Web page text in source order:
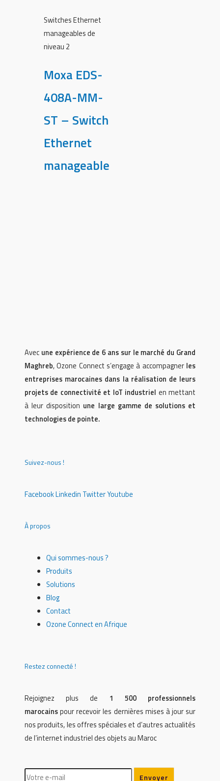
Switches Ethernet
manageables de
niveau 2
Moxa EDS-
408A-MM-
ST – Switch
Ethernet
manageable
Avec une expérience de 6 ans sur le marché du Grand
Maghreb, Ozone Connect s’engage à accompagner les
entreprises marocaines dans la réalisation de leurs
projets de connectivité et IoT industriel en mettant
à leur disposition une large gamme de solutions et
technologies de pointe.
Suivez-nous !
FacebookLinkedin TwitterYoutube
À propos
Qui sommes-nous ?
Produits
Solutions
Blog
Contact
Ozone Connect en Afrique
Restez connecté !
Rejoignez plus de 1 500 professionnels
marocainspour recevoir les dernières mises à jour sur
nos produits, les offres spéciales et d’autres actualités
de l’internet industriel des objets au Maroc